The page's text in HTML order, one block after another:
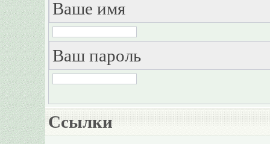
Ваше имя
Ваш пароль
Ссылки